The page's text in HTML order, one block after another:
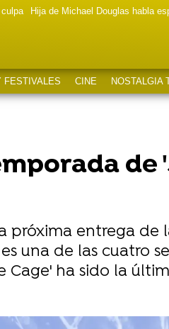
Hija de Michael Douglas habla
FESTIVALES CINE NOSTALGIA
próxima entrega
es una de las cuatro
Cage' ha sido la